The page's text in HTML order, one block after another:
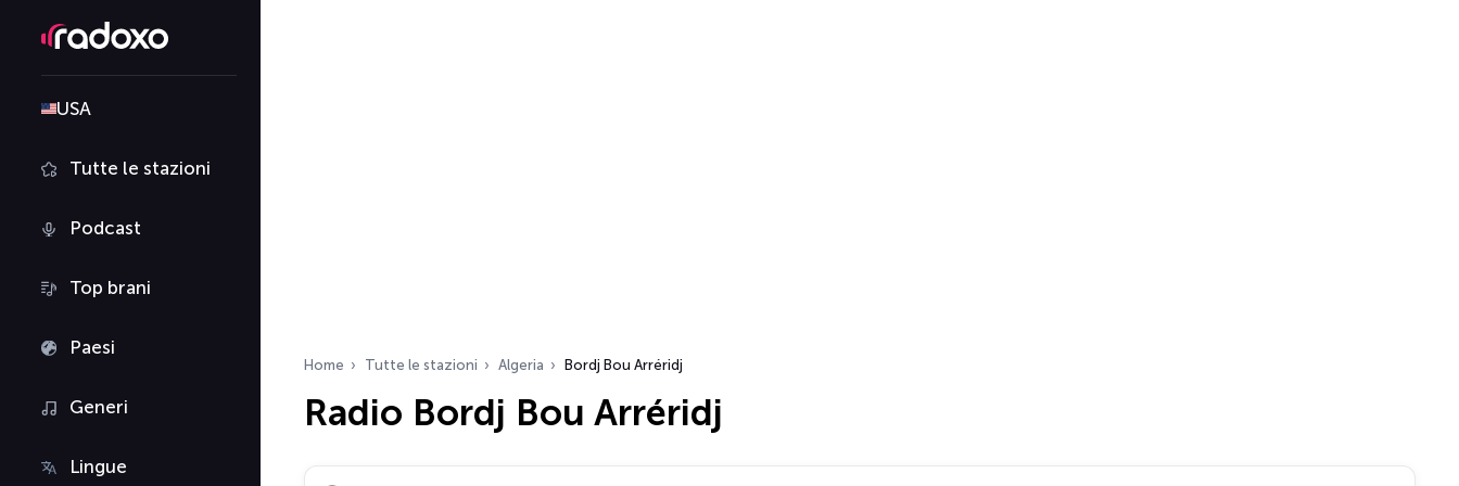
USA
Tutte le stazioni
Podcast
Top brani
Paesi
Generi
Lingue
Home Tutte le stazioni Algeria Bordj Bou Arréridj
Radio Bordj Bou Arréridj
Cerca radio…